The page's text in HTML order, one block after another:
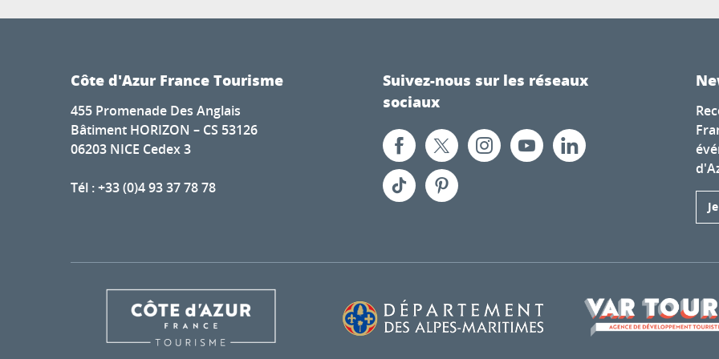
Côte d'Azur France Tourisme
455 Promenade Des Anglais
Bâtiment HORIZON – CS 53126
06203 NICE Cedex 3
Tél : +33 (0)4 93 37 78 78
Suivez-nous sur les réseaux
sociaux